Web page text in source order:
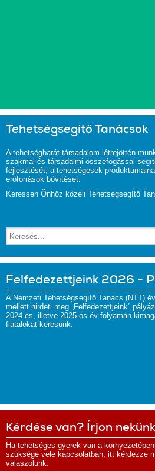
Tehetségsegítő Tanácsok
A tehetségbarát társadalom létrejöttén
szakmai és társadalmi összefogással
fejlesztését, a tehetségesek
erőforrások bővítését.
Keressen Önhöz közeli Tehetségsegítő
Felfedezettjeink 2026 -
A Nemzeti Tehetségsegítő Tanács (NTT)
mellett hirdeti meg „Felfedezettjeink”
2024-es, illetve 2025-ös év folyamán
fiatalokat keresünk.
Kérdése van? Írjon
Ha tehetséges gyerek van a
szüksége vele kapcsolatban, itt kérdezze
válaszolunk.